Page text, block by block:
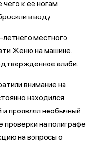
чего к ее ногам
в воду.
летнего местного
Женю на машине.
алиби.
внимание на
находился
проявлял необычный
проверки на полиграфе
на вопросы о